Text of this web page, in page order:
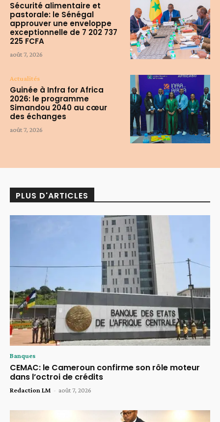
Sécurité alimentaire et
pastorale: le Sénégal
approuver une enveloppe
exceptionnelle de 7 202 737
225 FCFA
août 7, 2026
Actualités
Guinée à Infra for Africa
2026: le programme
Simandou 2040 au cœur
des échanges
août 7, 2026
PLUS D'ARTICLES
Banques
CEMAC: le Cameroun confirme son rôle moteur
dans l’octroi de crédits
Redaction LM - août 7, 2026